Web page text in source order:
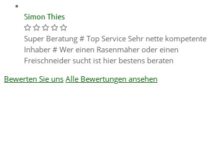
Simon Thies
Super Beratung # Top Service Sehr nette kompetente
Inhaber # Wer einen Rasenmäher oder einen
Freischneider sucht ist hier bestens beraten
Bewerten Sie uns Alle Bewertungen ansehen